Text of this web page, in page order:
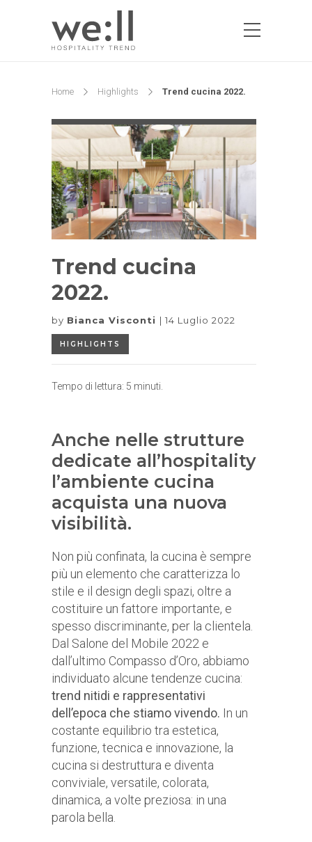
Home Highlights Trend cucina 2022.
Trend cucina
2022.
by Bianca Visconti 14 Luglio 2022
HIGHLIGHTS
Tempo di lettura: 5 minuti.
Anche nelle strutture
dedicate all’hospitality
l’ambiente cucina
acquista una nuova
visibilità.
Non più confinata, la cucina è sempre
più un elemento che caratterizza lo
stile e il design degli spazi, oltre a
costituire un fattore importante, e
spesso discriminante, per la clientela.
Dal Salone del Mobile 2022 e
dall’ultimo Compasso d’Oro, abbiamo
individuato alcune tendenze cucina:
trend nitidi e rappresentativi
dell’epoca che stiamo vivendo. In un
costante equilibrio tra estetica,
funzione, tecnica e innovazione, la
cucina si destruttura e diventa
conviviale, versatile, colorata,
dinamica, a volte preziosa: in una
parola bella.